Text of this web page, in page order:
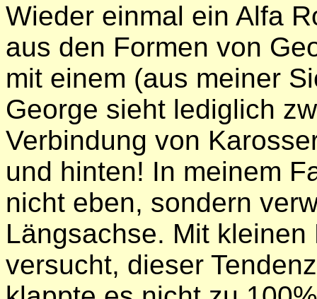
Wieder einmal ein Alfa
aus den Formen von
mit einem (aus meiner
George sieht lediglich
Verbindung von
und hinten! In meinem
nicht eben, sondern
Längsachse. Mit
versucht, dieser